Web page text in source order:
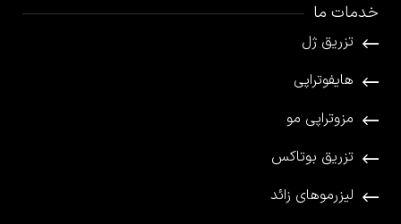
خدمات ما
تزریق ژل
هایفوتراپی
مزوتراپی مو
تزریق بوتاکس
لیزرموهای زائد